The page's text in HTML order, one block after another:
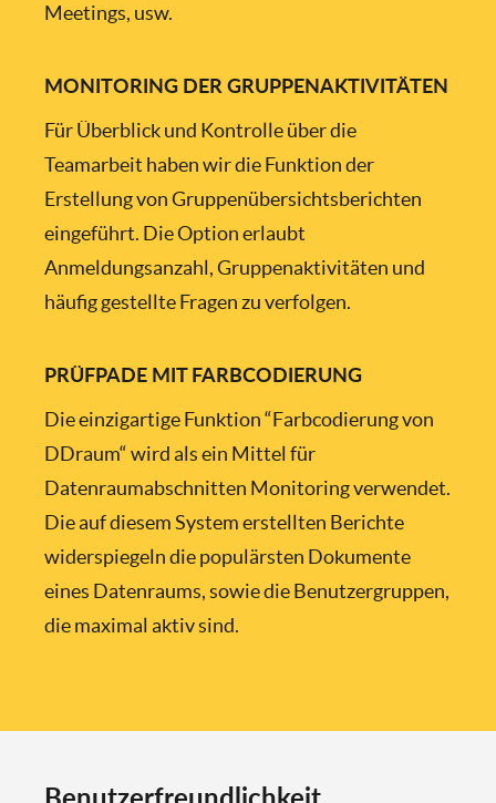
Meetings, usw.
MONITORING DER GRUPPENAKTIVITÄTEN
Für Überblick und Kontrolle über die
Teamarbeit haben wir die Funktion der
Erstellung von Gruppenübersichtsberichten
eingeführt. Die Option erlaubt
Anmeldungsanzahl, Gruppenaktivitäten und
häufig gestellte Fragen zu verfolgen.
PRÜFPADE MIT FARBCODIERUNG
Die einzigartige Funktion “Farbcodierung von
DDraum“ wird als ein Mittel für
Datenraumabschnitten Monitoring verwendet.
Die auf diesem System erstellten Berichte
widerspiegeln die populärsten Dokumente
eines Datenraums, sowie die Benutzergruppen,
die maximal aktiv sind.